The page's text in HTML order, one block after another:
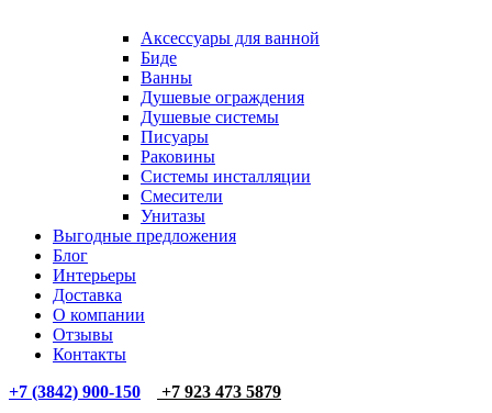
Аксессуары для ванной
Биде
Ванны
Душевые ограждения
Душевые системы
Писуары
Раковины
Системы инсталляции
Смесители
Унитазы
Выгодные предложения
Блог
Интерьеры
Доставка
О компании
Отзывы
Контакты
+7 (3842) 900-150
+7 923 473 5879